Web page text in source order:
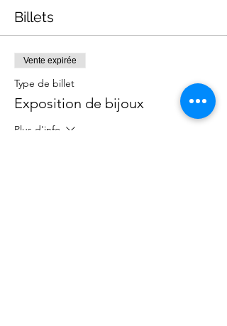
Billets
Vente expirée
Type de billet
Exposition de bijoux
Plus d'info